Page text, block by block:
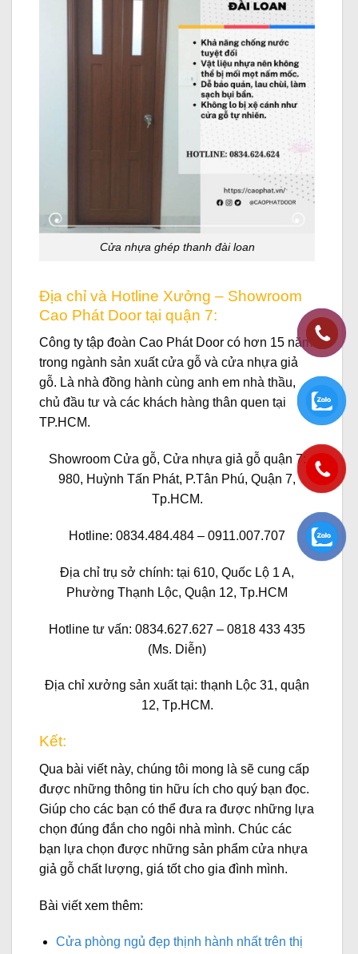
Cửa nhựa ghép thanh đài loan
Địa chỉ và Hotline Xưởng – Showroom
Cao Phát Door tại quận 7:
Công ty tập đoàn Cao Phát Door có hơn 15 năm
trong ngành sản xuất cửa gỗ và cửa nhựa giả
gỗ. Là nhà đồng hành cùng anh em nhà thầu,
chủ đầu tư và các khách hàng thân quen tại
TP.HCM.
Showroom Cửa gỗ, Cửa nhựa giả gỗ quận 7:
980, Huỳnh Tấn Phát, P.Tân Phú, Quận 7,
Tp.HCM.
Hotline: 0834.484.484 – 0911.007.707
Địa chỉ trụ sở chính: tại 610, Quốc Lộ 1 A,
Phường Thạnh Lộc, Quận 12, Tp.HCM
Hotline tư vấn: 0834.627.627 – 0818 433 435
(Ms. Diễn)
Địa chỉ xưởng sản xuất tại: thạnh Lộc 31, quận
12, Tp.HCM.
Kết:
Qua bài viết này, chúng tôi mong là sẽ cung cấp
được những thông tin hữu ích cho quý bạn đọc.
Giúp cho các bạn có thể đưa ra được những lựa
chọn đúng đắn cho ngôi nhà mình. Chúc các
bạn lựa chọn được những sản phẩm cửa nhựa
giả gỗ chất lượng, giá tốt cho gia đình mình.
Bài viết xem thêm:
Cửa phòng ngủ đẹp thịnh hành nhất trên thị